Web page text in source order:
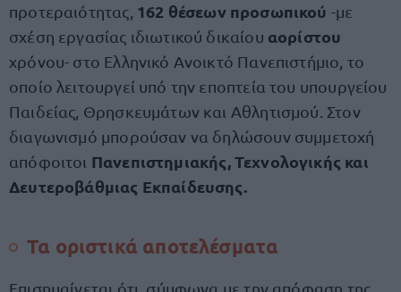
προτεραιότητας, 162 θέσεων προσωπικού -με
σχέση εργασίας ιδιωτικού δικαίου αορίστου
χρόνου- στο Ελληνικό Ανοικτό Πανεπιστήμιο, το
οποίο λειτουργεί υπό την εποπτεία του υπουργείου
Παιδείας, Θρησκευμάτων και Αθλητισμού. Στον
διαγωνισμό μπορούσαν να δηλώσουν συμμετοχή
απόφοιτοι Πανεπιστημιακής, Τεχνολογικής και
Δευτεροβάθμιας Εκπαίδευσης.
Τα οριστικά αποτελέσματα
Επισημαίνεται ότι, σύμφωνα με την απόφαση της